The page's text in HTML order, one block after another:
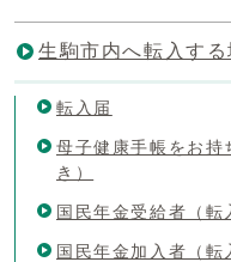
生駒市内へ転入する
転入届
母子健康手帳をお持
き）
国民年金受給者（転
国民年金加入者（転